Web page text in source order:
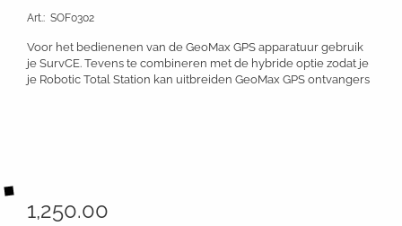
Art.: SOF0302
Voor het bedienenen van de GeoMax GPS apparatuur gebruik
je SurvCE. Tevens te combineren met de hybride optie zodat je
je Robotic Total Station kan uitbreiden GeoMax GPS ontvangers
1,250.00